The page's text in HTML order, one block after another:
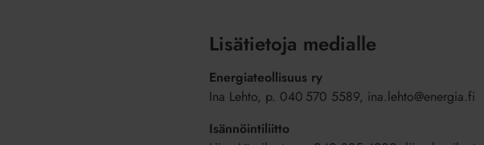
Lisätietoja medialle
Energiateollisuus ry
Ina Lehto, p. 040 570 5589, ina.lehto@energia.fi
Isännöintiliitto